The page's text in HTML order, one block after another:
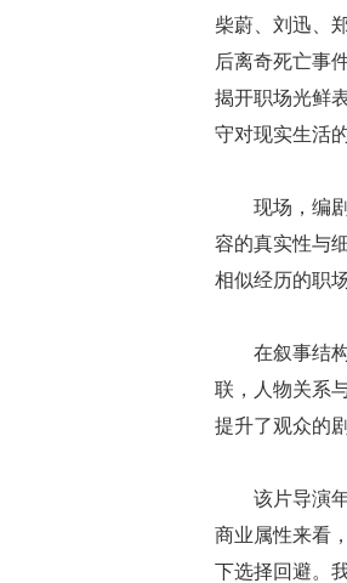
柴蔚、刘迅、
后离奇死亡事
揭开职场光鲜
守对现实生活
现场，编
容的真实性与
相似经历的职
在叙事结
联，人物关系
提升了观众的
该片导演
商业属性来看
下选择回避。